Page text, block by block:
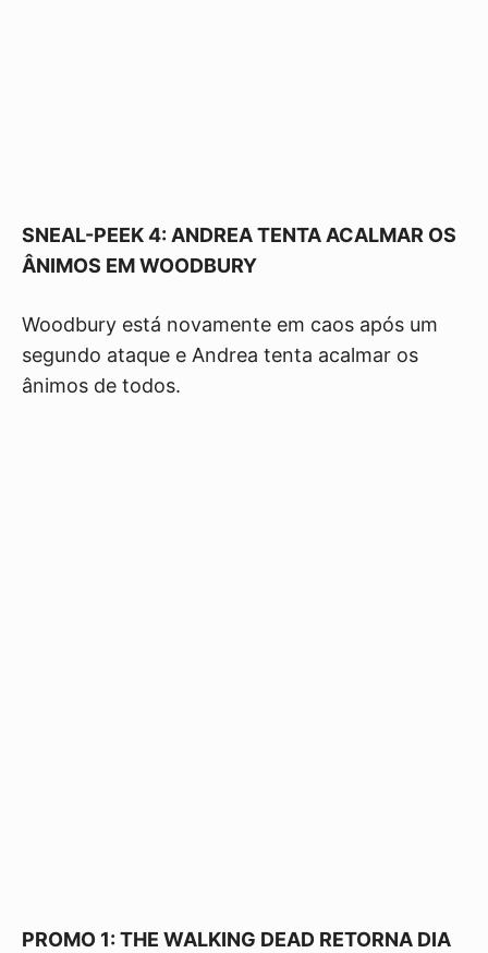
SNEAL-PEEK 4: ANDREA TENTA ACALMAR OS
ÂNIMOS EM WOODBURY
Woodbury está novamente em caos após um
segundo ataque e Andrea tenta acalmar os
ânimos de todos.
PROMO 1: THE WALKING DEAD RETORNA DIA